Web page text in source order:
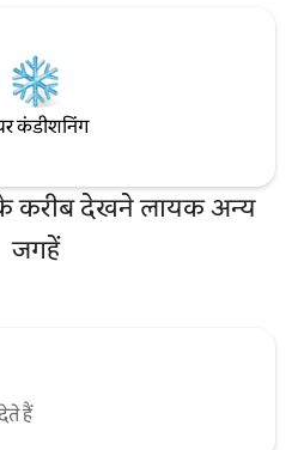
कंडीशनिंग
करीब देखने लायक अन्य
जगहें
हैं